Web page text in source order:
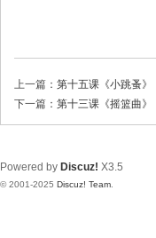
上一篇： 第十五课《小跳蚤》
下一篇： 第十三课《摇篮曲》
Powered by Discuz! X3.5
© 2001-2025 Discuz! Team